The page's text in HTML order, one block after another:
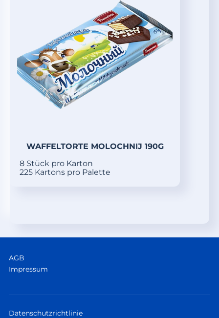
WAFFELTORTE MOLOCHNIJ 190G
8 Stück pro Karton
225 Kartons pro Palette
AGB
Impressum
Datenschutzrichtlinie